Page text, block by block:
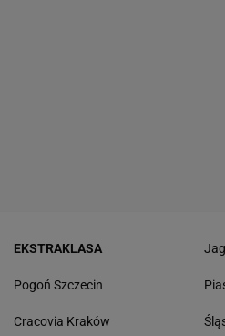
EKSTRAKLASA
Pogoń Szczecin
Cracovia Kraków